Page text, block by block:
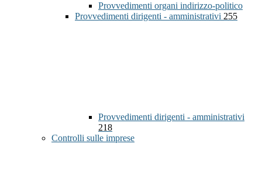
Provvedimenti organi indirizzo-politico
Provvedimenti dirigenti - amministrativi 255
Provvedimenti dirigenti - amministrativi
218
Controlli sulle imprese